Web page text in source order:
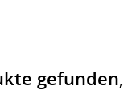
gefunden,